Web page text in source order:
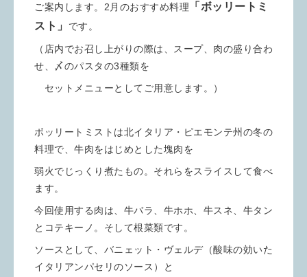
ご案内します。2月のおすすめ料理 「ボッリートミ
スト」
です。
（店内でお召し上がりの際は、スープ、肉の盛り合わ
せ、〆のパスタの3種類を
セットメニューとしてご用意します。）
ボッリートミストは北イタリア・ピエモンテ州の冬の
料理で、牛肉をはじめとした塊肉を
弱火でじっくり煮たもの。それらをスライスして食べ
ます。
今回使用する肉は、牛バラ、牛ホホ、牛スネ、牛タン
とコテキーノ。そして根菜類です。
ソースとして、バニェット・ヴェルデ（酸味の効いた
イタリアンパセリのソース）と